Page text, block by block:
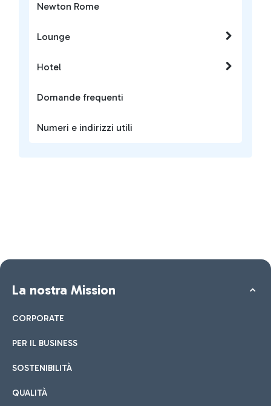
Newton Rome
Lounge
Hotel
Domande frequenti
Numeri e indirizzi utili
La nostra Mission
CORPORATE
PER IL BUSINESS
SOSTENIBILITÀ
QUALITÀ